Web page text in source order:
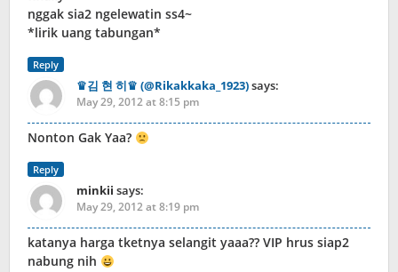
nggak sia2 ngelewatin ss4~
*lirik uang tabungan*
Reply
♛김 현 히♛ (@Rikakkaka_1923)says:
May 29, 2012 at 8:15 pm
Nonton Gak Yaa?
Reply
minkii says:
May 29, 2012 at 8:19 pm
katanya harga tketnya selangit yaaa?? VIP hrus siap2
nabung nih